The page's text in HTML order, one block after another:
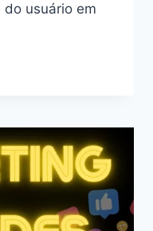
do usuário em